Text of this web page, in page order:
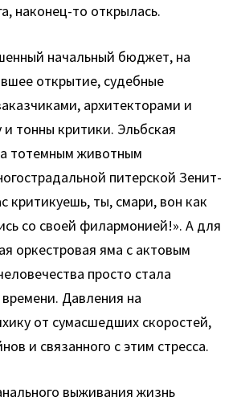
наконец-то открылась.
начальный бюджет, на
открытие, судебные
архитекторами и
тонны критики. Эльбская
тотемным животным
питерской Зенит-
критикуешь, ты, смари, вон как
со своей филармонией!». А для
оркестровая яма с актовым
просто стала
Давления на
от сумасшедших скоростей,
и связанного с этим стресса.
выживания жизнь